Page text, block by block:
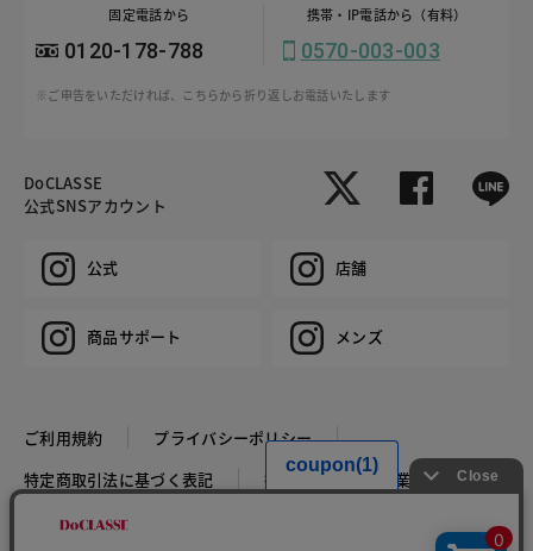
固定電話から
0120-178-788
携帯・IP電話から（有料）
0570-003-003
※ご申告をいただければ、こちらから折り返しお電話いたします
DoCLASSE
公式SNSアカウント
公式 店舗
商品サポート メンズ
ご利用規約
プライバシーポリシー
特定商取引法に基づく表記
推奨環境 企業情報
COPYRIGHT © DoCLASSE ALL RIGHTS RESERVED.